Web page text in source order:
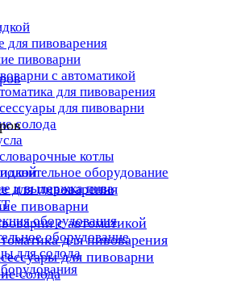
для пивоварения
пивоварни
с автоматикой
для пивоварения
для пивоварни
солода
котлы
оборудование
и выдержка пива
оборудования
оборудование
для солода
для пивоварения
пивоварни
с автоматикой
для пивоварения
для пивоварни
солода